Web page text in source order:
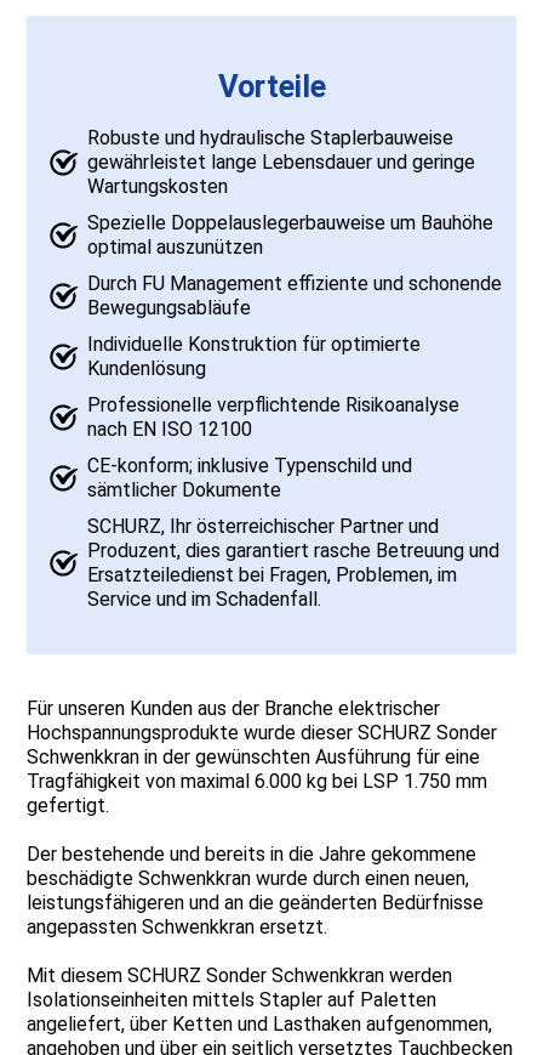
Vorteile
Robuste und hydraulische Staplerbauweise
gewährleistet lange Lebensdauer und geringe
Wartungskosten
Spezielle Doppelauslegerbauweise um Bauhöhe
optimal auszunützen
Durch FU Management effiziente und schonende
Bewegungsabläufe
Individuelle Konstruktion für optimierte
Kundenlösung
Professionelle verpflichtende Risikoanalyse
nach EN ISO 12100
CE-konform; inklusive Typenschild und
sämtlicher Dokumente
SCHURZ, Ihr österreichischer Partner und
Produzent, dies garantiert rasche Betreuung und
Ersatzteiledienst bei Fragen, Problemen, im
Service und im Schadenfall.
Für unseren Kunden aus der Branche elektrischer
Hochspannungsprodukte wurde dieser SCHURZ Sonder
Schwenkkran in der gewünschten Ausführung für eine
Tragfähigkeit von maximal 6.000 kg bei LSP 1.750 mm
gefertigt.
Der bestehende und bereits in die Jahre gekommene
beschädigte Schwenkkran wurde durch einen neuen,
leistungsfähigeren und an die geänderten Bedürfnisse
angepassten Schwenkkran ersetzt.
Mit diesem SCHURZ Sonder Schwenkkran werden
Isolationseinheiten mittels Stapler auf Paletten
angeliefert, über Ketten und Lasthaken aufgenommen,
angehoben und über ein seitlich versetztes Tauchbecken